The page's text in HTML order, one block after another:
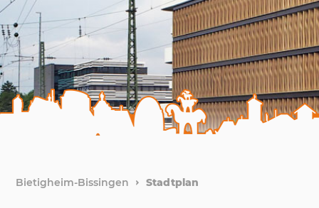
Bietigheim-Bissingen Stadtplan